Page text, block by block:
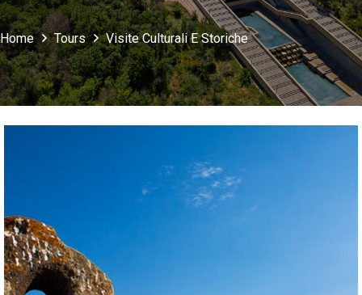
Home Tours Visite Culturali E Storiche